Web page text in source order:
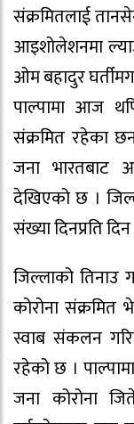
संक्रमितलाई
आइशोलेशनमा
ओम बहादुर
पाल्पामा आज
संक्रमित रहेका
जना भारतबाट
देखिएको छ ।
संख्या दिनप्रति
जिल्लाको तिनाउ
कोरोना संक्रमित
स्वाब संकलन
रहेको छ ।
जना कोरोना